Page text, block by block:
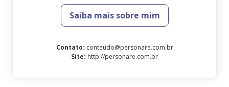
Saiba mais sobre mim
Contato: conteudo@personare.com.br
Site: http://personare.com.br